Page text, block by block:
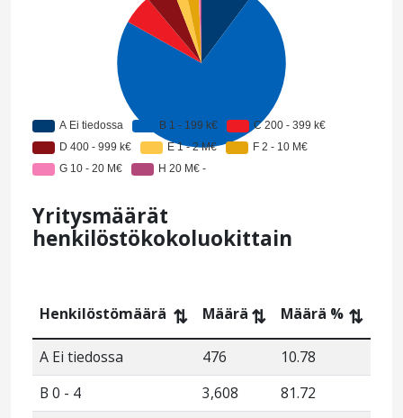
Yritysmäärät
henkilöstökokoluokittain
Henkilöstömäärä ⇅ Määrä ⇅ Määrä % ⇅
A Ei tiedossa 476
10.78
B 0 - 4
3,608
81.72